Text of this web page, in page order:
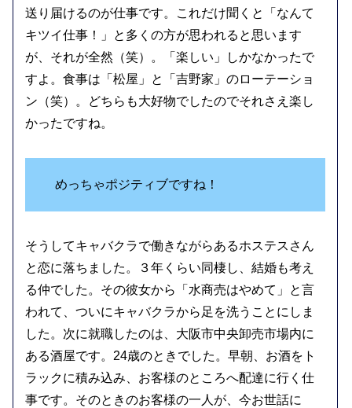
送り届けるのが仕事です。これだけ聞くと「なんて
キツイ仕事！」と多くの方が思われると思います
が、それが全然（笑）。「楽しい」しかなかったで
すよ。食事は「松屋」と「吉野家」のローテーショ
ン（笑）。どちらも大好物でしたのでそれさえ楽し
かったですね。
めっちゃポジティブですね！
そうしてキャバクラで働きながらあるホステスさん
と恋に落ちました。３年くらい同棲し、結婚も考え
る仲でした。その彼女から「水商売はやめて」と言
われて、ついにキャバクラから足を洗うことにしま
した。次に就職したのは、大阪市中央卸売市場内に
ある酒屋です。24歳のときでした。早朝、お酒をト
ラックに積み込み、お客様のところへ配達に行く仕
事です。そのときのお客様の一人が、今お世話に